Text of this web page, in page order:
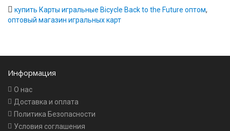
купить Карты игральные Bicycle Back to the Future оптом,
оптовый магазин игральных карт
Информация
О нас
Доставка и оплата
Политика Безопасности
Условия соглашения